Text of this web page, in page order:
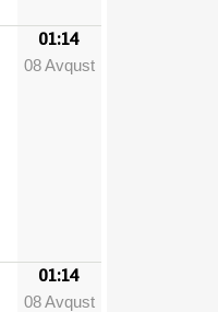
01:14
08 Avqust
01:14
08 Avqust